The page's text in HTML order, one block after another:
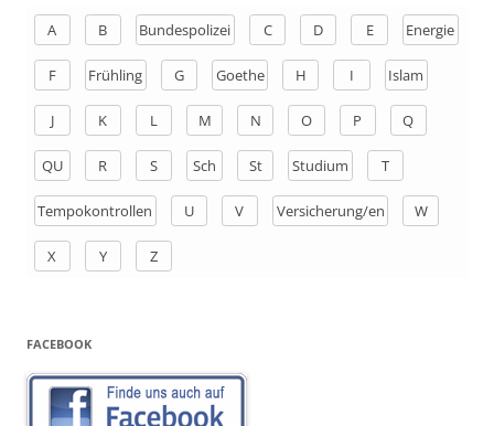
A B Bundespolizei C D E Energie
F Frühling G Goethe H I Islam
J K L M N O P Q
QU R S Sch St Studium T
Tempokontrollen U V Versicherung/en W
X Y Z
FACEBOOK